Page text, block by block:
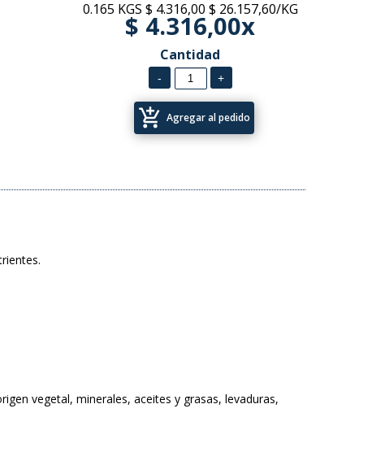
0.165 KGS $ 4.316,00 $ 26.157,60/KG
$ 4.316,00x
Cantidad
add_shopping_cart Agregar al pedido
vegetal, minerales, aceites y grasas, levaduras,